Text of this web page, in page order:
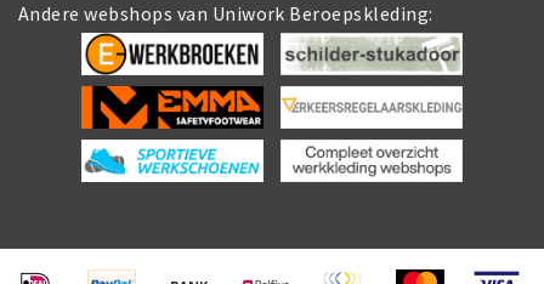
Andere webshops van Uniwork Beroepskleding: